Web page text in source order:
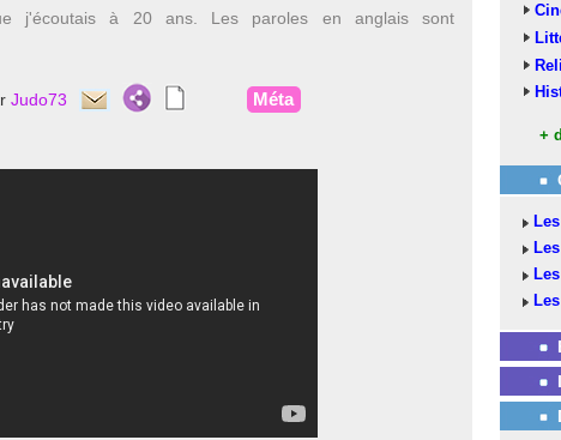
j'écoutais à 20 ans. Les paroles en anglais sont
Judo73 Méta
+